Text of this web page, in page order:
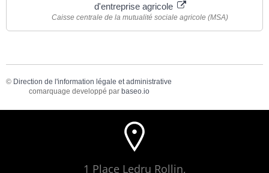
d'entreprise agricole
Caisse centrale de la mutualité sociale agricole (MSA)
© Direction de l'information légale et administrative
comarquage developpé par baseo.io
1 Place Ledru Rollin,